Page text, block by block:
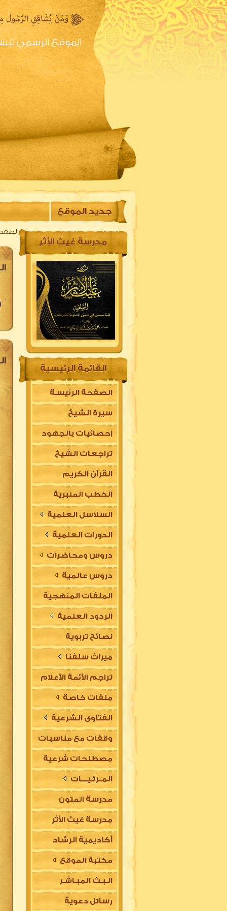
الموقع الرسمي
الصفحه الرئيسية
جديد الموقع
0
مدرسة غيث الأثر
القائمة الرئيسية
الصفحة الرئيسـة
سيرة الشيخ
إحصائيات بالجهود
تراجعات الشيخ
القرآن الكريم
الخطب المنبرية
السلاسل العلمية
الدورات العلمية
دروس ومحاضرات
دروس عالمية
الملفات المنهجية
الردود العلمية
نصائح تربوية
ميراث سلفنا
تراجم الأئمة الأعلام
ملفات خاصة
الفتاوى الشرعية
وقفات مع مناسبات
مصطلحات شرعية
المــرئـيــــات
مدرسة المتون
العلمية
مدرسة غيث الأثر
السلفية
أكاديمية الرشاد
العلمية للتأسيس
في مقدمات العلوم
الشرعية (للتعليم
مكتبة الموقع
الـبـث المبـاشـر
رسائل دعوية